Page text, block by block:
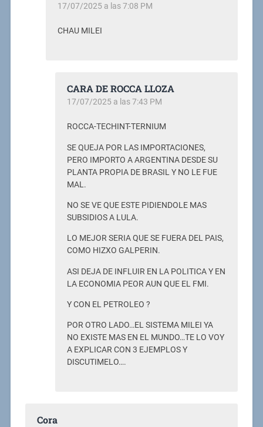
17/07/2025 a las 7:08 PM
CHAU MILEI
CARA DE ROCCA LLOZA
17/07/2025 a las 7:43 PM
ROCCA-TECHINT-TERNIUM
SE QUEJA POR LAS IMPORTACIONES,
PERO IMPORTO A ARGENTINA DESDE SU
PLANTA PROPIA DE BRASIL Y NO LE FUE
MAL.
NO SE VE QUE ESTE PIDIENDOLE MAS
SUBSIDIOS A LULA.
LO MEJOR SERIA QUE SE FUERA DEL PAIS,
COMO HIZXO GALPERIN.
ASI DEJA DE INFLUIR EN LA POLITICA Y EN
LA ECONOMIA PEOR AUN QUE EL FMI.
Y CON EL PETROLEO ?
POR OTRO LADO…EL SISTEMA MILEI YA
NO EXISTE MAS EN EL MUNDO…TE LO VOY
A EXPLICAR CON 3 EJEMPLOS Y
DISCUTIMELO….
Cora